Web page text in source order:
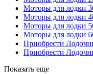
Моторы для лодки
Моторы для лодки
Моторы для лодки
Моторы для лодки
Приобрести
Приобрести
Показать еще